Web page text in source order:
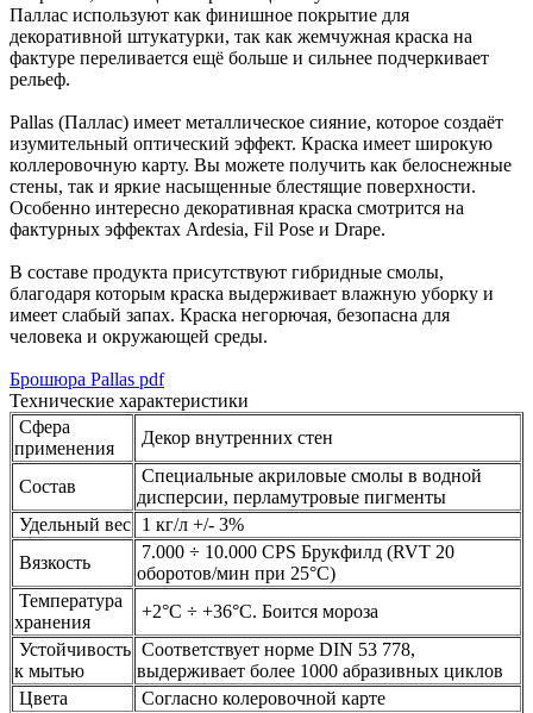
Паллас используют как финишное покрытие для
декоративной штукатурки, так как жемчужная краска на
фактуре переливается ещё больше и сильнее подчеркивает
рельеф.
Pallas (Паллас) имеет металлическое сияние, которое создаёт
изумительный оптический эффект. Краска имеет широкую
коллеровочную карту. Вы можете получить как белоснежные
стены, так и яркие насыщенные блестящие поверхности.
Особенно интересно декоративная краска смотрится на
фактурных эффектах Ardesia, Fil Pose и Drape.
В составе продукта присутствуют гибридные смолы,
благодаря которым краска выдерживает влажную уборку и
имеет слабый запах. Краска негорючая, безопасна для
человека и окружающей среды.
Брошюра Pallas pdf
Технические характеристики
Сфера
применения
Декор внутренних стен
Состав
Специальные акриловые смолы в водной
дисперсии, перламутровые пигменты
Удельный вес 1 кг/л +/- 3%
Вязкость
7.000 ÷ 10.000 CPS Брукфилд (RVT 20
оборотов/мин при 25°С)
Температура
хранения
+2°C ÷ +36°C. Боится мороза
Устойчивость
к мытью
Соответствует норме DIN 53 778,
выдерживает более 1000 абразивных циклов
Цвета
Согласно колеровочной карте